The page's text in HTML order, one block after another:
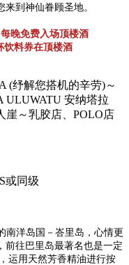
到神仙眷顾圣地。
晚免费入场顶楼酒
饮料券在顶楼酒
(纾解您搭机的辛劳)～
ULUWATU 安纳塔拉
崖～乳胶店、POLO店
或同级
南洋岛国－峇里岛，心情更
前往巴里岛最著名也是一定
运用天然芳香精油进行按